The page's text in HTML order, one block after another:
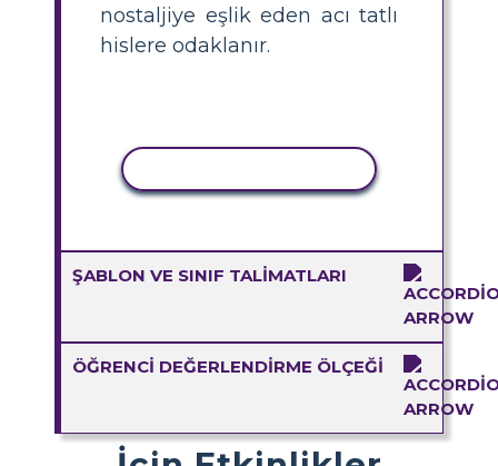
nostaljiye eşlik eden acı tatlı
hislere odaklanır.
ŞABLON VE SINIF TALIMATLARI
ÖĞRENCI DEĞERLENDIRME ÖLÇEĞI